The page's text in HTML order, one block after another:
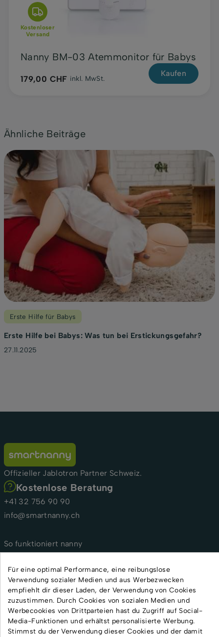
Kostenloser
Versand
Nanny BM-03 Atemmonitor für Babys
179,00 CHF inkl. MwSt.
Kaufen
Ähnliche Beiträge
Erste Hilfe für Babys
Erste Hilfe bei Babys: Was tun bei Erstickungsgefahr?
27.11.2025
Offizieller Jablotron Partner Schweiz.
Kostenlose Beratung
+41 32 756 90 90
info@smartnanny.ch
So funktioniert nanny
Für Kindertagesstätten und Tagesmütter
FAQ
Ratgeber
Zertifikate
Kontakt
Für eine optimal Performance, eine reibungslose
Verwendung sozialer Medien und aus Werbezwecken
empfiehlt dir dieser Laden, der Verwendung von Cookies
zuzustimmen. Durch Cookies von sozialen Medien und
Werbecookies von Drittparteien hast du Zugriff auf Social-
Media-Funktionen und erhältst personalisierte Werbung.
Stimmst du der Verwendung dieser Cookies und der damit